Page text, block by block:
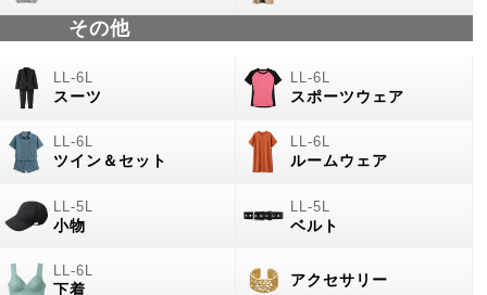
その他
スーツ スポーツウェア
ツイン＆セット ルームウェア
小物 ベルト
下着
アクセサリー